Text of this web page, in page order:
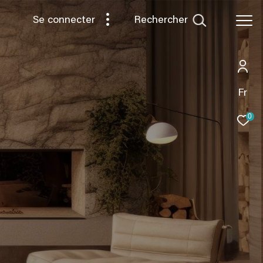
Fr
0
Se connecter rechercher